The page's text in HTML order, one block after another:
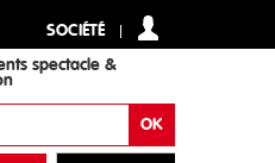
SOCIÉTÉ
spectacle &